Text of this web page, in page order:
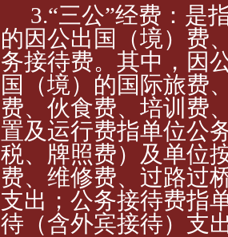
3.“三公”经费：是
的因公出国（境）费
务接待费。其中，因
国（境）的国际旅费
费、伙食费、培训费
置及运行费指单位公
税、牌照费）及单位
费、维修费、过路过
支出；公务接待费指
待（含外宾接待）支